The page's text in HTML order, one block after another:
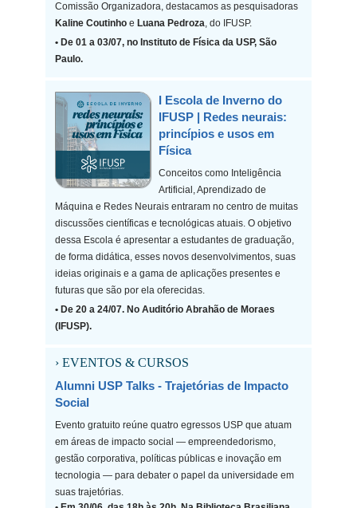
Comissão Organizadora, destacamos as pesquisadoras
Kaline Coutinhoe Luana Pedroza, do IFUSP.
• De 01 a 03/07, no Instituto de Física da USP, São
Paulo.
I Escola de Inverno do
IFUSP | Redes neurais:
princípios e usos em
Física
Conceitos como Inteligência
Artificial, Aprendizado de
Máquina e Redes Neurais entraram no centro de muitas
discussões científicas e tecnológicas atuais. O objetivo
dessa Escola é apresentar a estudantes de graduação,
de forma didática, esses novos desenvolvimentos, suas
ideias originais e a gama de aplicações presentes e
futuras que são por ela oferecidas.
• De 20 a 24/07. No Auditório Abrahão de Moraes
(IFUSP).
› EVENTOS & CURSOS
Alumni USP Talks - Trajetórias de Impacto
Social
Evento gratuito reúne quatro egressos USP que atuam
em áreas de impacto social — empreendedorismo,
gestão corporativa, políticas públicas e inovação em
tecnologia — para debater o papel da universidade em
suas trajetórias.